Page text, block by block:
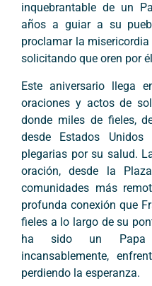
inquebrantable de un
años a guiar a su
proclamar la
solicitando que oren por
Este aniversario llega
oraciones y actos de
donde miles de fieles,
desde Estados
plegarias por su salud.
oración, desde la
comunidades más
profunda conexión que
fieles a lo largo de su
ha sido un Papa
incansablemente,
perdiendo la esperanza.